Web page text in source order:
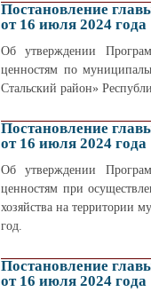
Постановление
от 16 июля 2024 года
Об утверждении
ценностям по
Стальский район»
Постановление
от 16 июля 2024 года
Об утверждении
ценностям при
хозяйства на территории
год.
Постановление
от 16 июля 2024 года